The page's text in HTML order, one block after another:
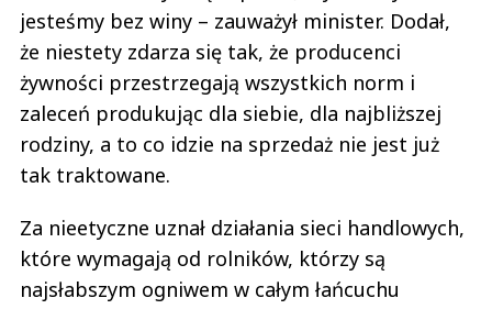
jesteśmy bez winy – zauważył minister. Dodał,
że niestety zdarza się tak, że producenci
żywności przestrzegają wszystkich norm i
zaleceń produkując dla siebie, dla najbliższej
rodziny, a to co idzie na sprzedaż nie jest już
tak traktowane.
Za nieetyczne uznał działania sieci handlowych,
które wymagają od rolników, którzy są
najsłabszym ogniwem w całym łańcuchu